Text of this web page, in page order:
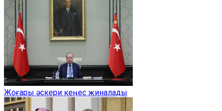
Жоғары әскери кеңес жиналады